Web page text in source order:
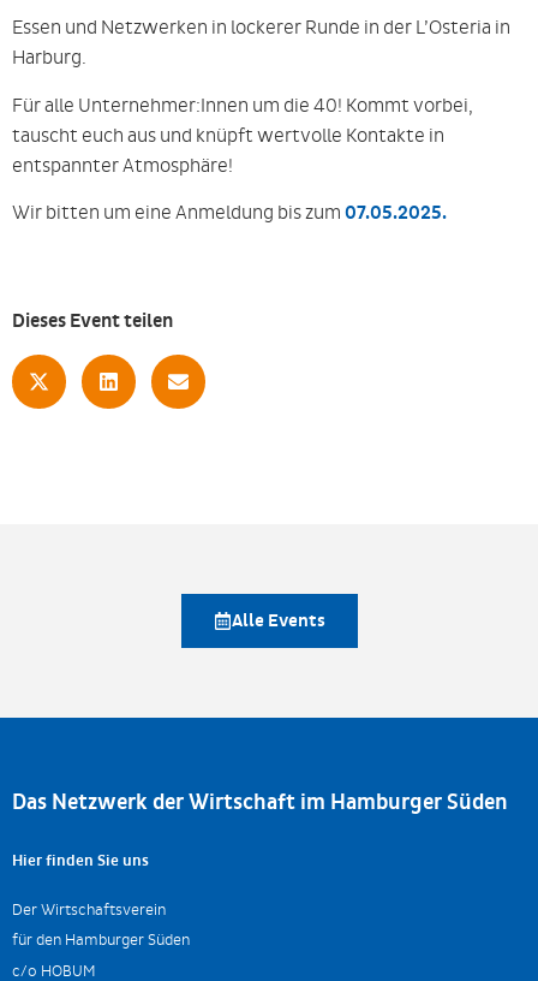
Essen und Netzwerken in lockerer Runde in der L’Osteria in
Harburg.
Für alle Unternehmer:Innen um die 40! Kommt vorbei,
tauscht euch aus und knüpft wertvolle Kontakte in
entspannter Atmosphäre!
Wir bitten um eine Anmeldung bis zum 07.05.2025.
Dieses Event teilen
Alle Events
Das Netzwerk der Wirtschaft im Hamburger Süden
Hier finden Sie uns
Der Wirtschaftsverein
für den Hamburger Süden
c/o HOBUM